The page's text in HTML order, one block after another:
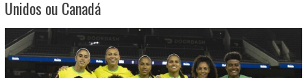
Unidos ou Canadá